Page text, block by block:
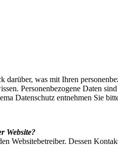
was mit Ihren
Personenbezogene Daten
Datenschutz entnehmen Sie
Website?
Websitebetreiber. Dessen